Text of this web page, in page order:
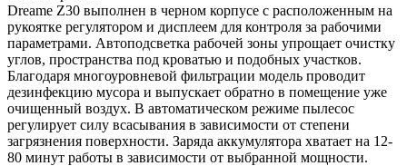
Dreame Z30 выполнен в черном корпусе с расположенным на
рукоятке регулятором и дисплеем для контроля за рабочими
параметрами. Автоподсветка рабочей зоны упрощает очистку
углов, пространства под кроватью и подобных участков.
Благодаря многоуровневой фильтрации модель проводит
дезинфекцию мусора и выпускает обратно в помещение уже
очищенный воздух. В автоматическом режиме пылесос
регулирует силу всасывания в зависимости от степени
загрязнения поверхности. Заряда аккумулятора хватает на 12-
80 минут работы в зависимости от выбранной мощности.